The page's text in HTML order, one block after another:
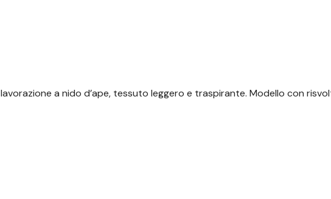
lavorazione a nido d’ape, tessuto leggero e traspirante. Modello con